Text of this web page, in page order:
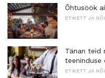
Õhtusöök
ETIKETT JA
Tänan teid
teeninduse
ETIKETT JA